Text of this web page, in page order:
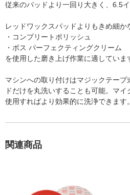
従来のパッドより一回り大きく、6.5イ
レッドワックスパッドよりもきめ細か
・コンプリートポリッシュ
・ボス パーフェクティングクリーム
を使用した磨き上げ作業に適していま
マシンへの取り付けはマジックテー
ドだけを丸洗いすることも可能。マ
使用すればより効果的に洗浄できます。
関連商品